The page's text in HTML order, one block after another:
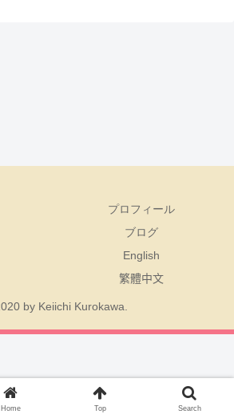
プロフィール
ブログ
English
繁體中文
by Keiichi Kurokawa.
Home Top Search